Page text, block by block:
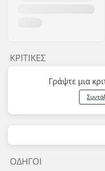
ΚΡΙΤΙΚΈΣ
Γράψτε μια
ΟΔΗΓΟΊ